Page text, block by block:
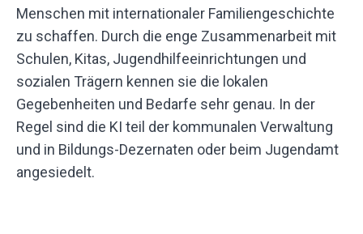
Menschen mit internationaler Familiengeschichte
zu schaffen. Durch die enge Zusammenarbeit mit
Schulen, Kitas, Jugendhilfeeinrichtungen und
sozialen Trägern kennen sie die lokalen
Gegebenheiten und Bedarfe sehr genau. In der
Regel sind die KI teil der kommunalen Verwaltung
und in Bildungs-Dezernaten oder beim Jugendamt
angesiedelt.